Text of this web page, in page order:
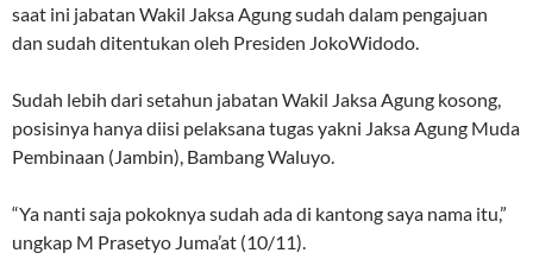
saat ini jabatan Wakil Jaksa Agung sudah dalam pengajuan
dan sudah ditentukan oleh Presiden JokoWidodo.
Sudah lebih dari setahun jabatan Wakil Jaksa Agung kosong,
posisinya hanya diisi pelaksana tugas yakni Jaksa Agung Muda
Pembinaan (Jambin), Bambang Waluyo.
“Ya nanti saja pokoknya sudah ada di kantong saya nama itu,”
ungkap M Prasetyo Juma’at (10/11).